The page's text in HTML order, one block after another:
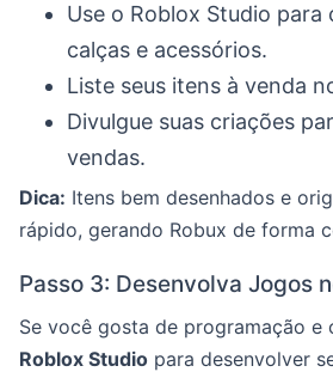
Use o Roblox Studio para
calças e acessórios.
Liste seus itens à venda
Divulgue suas criações
vendas.
Dica: Itens bem desenhados e
rápido, gerando Robux de forma
Passo 3: Desenvolva Jogos
Se você gosta de programação e
Roblox Studio para desenvolver